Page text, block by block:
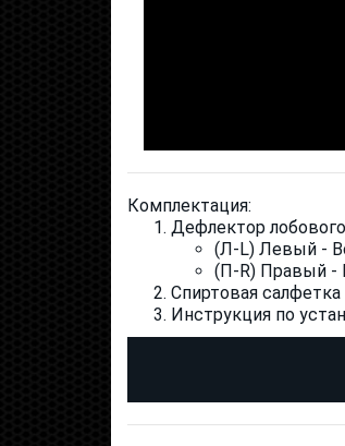
Комплектация:
Дефлектор
(Л-L) Левый -
(П-R) Правый -
Спиртовая
Инструкция по